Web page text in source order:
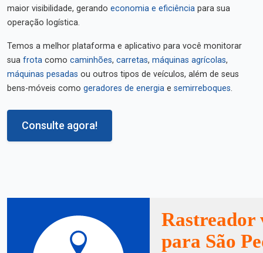
maior visibilidade, gerando economia e eficiência para sua
operação logística.
Temos a melhor plataforma e aplicativo para você monitorar
sua frota como caminhões, carretas, máquinas agrícolas,
máquinas pesadas ou outros tipos de veículos, além de seus
bens-móveis como geradores de energia e semirreboques.
Consulte agora!
Rastreador
para São